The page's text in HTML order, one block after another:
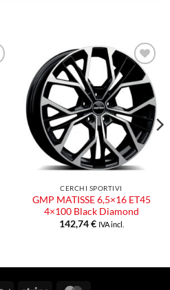
Aggiungi
alla lista
dei
desideri
CERCHI SPORTIVI
GMP MATISSE 6,5×16 ET45
4×100 Black Diamond
142,74€ IVA incl.